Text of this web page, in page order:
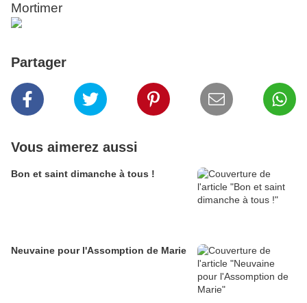
Mortimer
Partager
Vous aimerez aussi
Bon et saint dimanche à tous !
Neuvaine pour l'Assomption de Marie